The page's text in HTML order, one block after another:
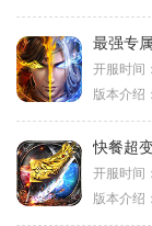
最强专
开服时间：
版本介绍：
快餐超
开服时间：
版本介绍：